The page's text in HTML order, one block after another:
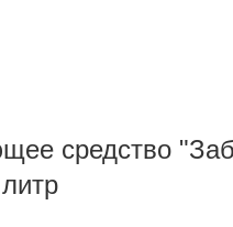
средство